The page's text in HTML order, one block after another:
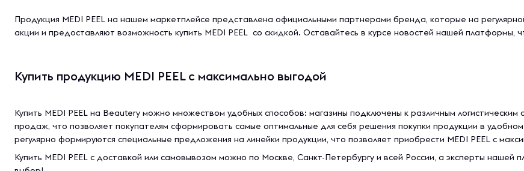
Продукция MEDI PEEL на нашем маркетплейсе представлена официальными партнерами бренда, которые на
акции и предоставляют возможность купить MEDI PEEL со скидкой. Оставайтесь в курсе новостей нашей платформы,
Купить продукцию MEDI PEEL с максимально выгодой
Купить MEDI PEEL на Beautery можно множеством удобных способов: магазины подключены к различным
продаж, что позволяет покупателям сформировать самые оптимальные для себя решения покупки продукции в
регулярно формируются специальные предложения на линейки продукции, что позволяет приобрести MEDI PEEL с
Купить MEDI PEEL с доставкой или самовывозом можно по Москве, Санкт-Петербургу и всей России, а эксперты